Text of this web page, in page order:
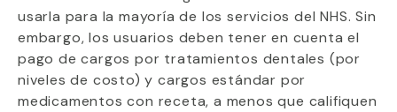
usarla para la mayoría de los servicios del NHS. Sin
embargo, los usuarios deben tener en cuenta el
pago de cargos por tratamientos dentales (por
niveles de costo) y cargos estándar por
medicamentos con receta, a menos que califiquen